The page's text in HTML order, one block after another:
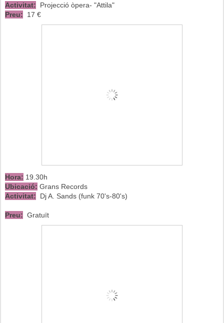
Activitat: Projecció òpera- "Attila"
Preu: 17 €
Hora: 19.30h
Ubicació: Grans Records
Activitat: Dj A. Sands (funk 70's-80's)
Preu: Gratuït